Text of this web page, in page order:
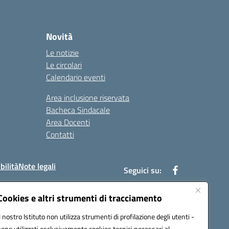
e altri strumenti di tracciamento
nostro Istituto non utilizza strumenti di profilazione degli utenti -
Novità
Le notizie
Le circolari
Calendario eventi
Area inclusione riservata
Bacheca Sindacale
Area Docenti
Contatti
Note legali Seguici su: